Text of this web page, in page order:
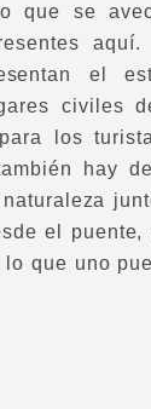
que se
aquí.
el
civiles
los
hay
el puente,
que uno